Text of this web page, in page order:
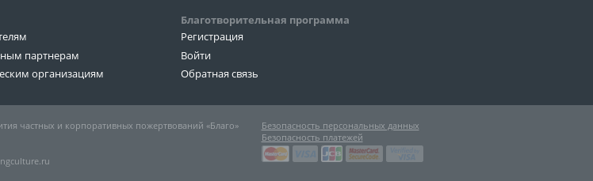
партнерам
организациям
Благотворительная программа
Регистрация
Войти
Обратная связь
частных и корпоративных пожертвований «Благо»
Безопасность персональных данных
Безопасность платежей